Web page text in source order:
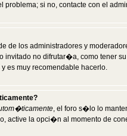
si no, contacte con el
de los administradores y
invitado no difrutar�a, como tener
es muy recomendable hacerlo.
, el foro s�lo lo
active la opci�n al momento de